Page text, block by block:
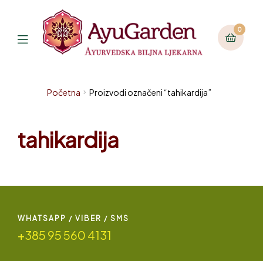
0
Početna Proizvodi označeni “tahikardija”
tahikardija
WHATSAPP / VIBER / SMS
+385 95 560 4131